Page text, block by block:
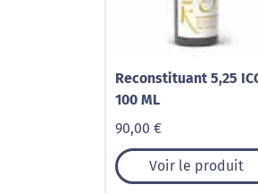
Reconstituant 5,25
100 ML
90,00 €
Voir le produit